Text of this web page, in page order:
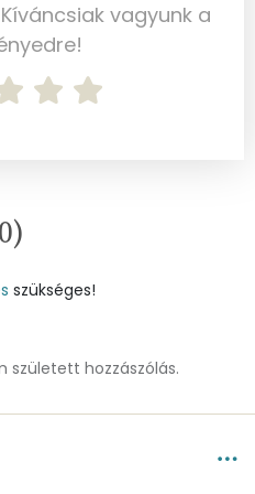
0 mg
214.4 g
vagyunk a
0)
szükséges!
hozzászólás.